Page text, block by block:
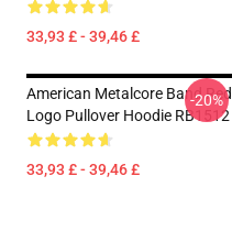
33,93 £ - 39,46 £
American Metalcore Band Red
Logo Pullover Hoodie RB1512
33,93 £ - 39,46 £
-20%